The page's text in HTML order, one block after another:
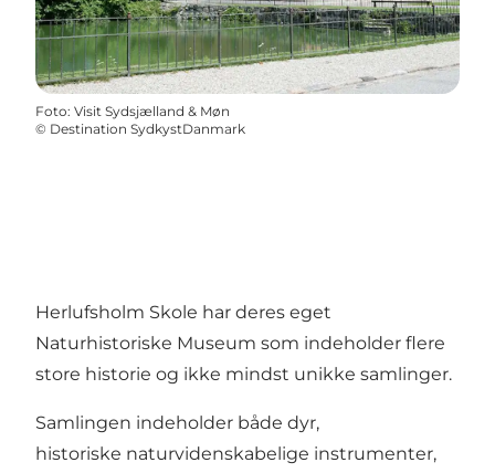
Foto: Visit Sydsjælland & Møn
© Destination SydkystDanmark
Herlufsholm Skole har deres eget
Naturhistoriske Museum som indeholder flere
store historie og ikke mindst unikke samlinger.
Samlingen indeholder både dyr,
historiske naturvidenskabelige instrumenter,